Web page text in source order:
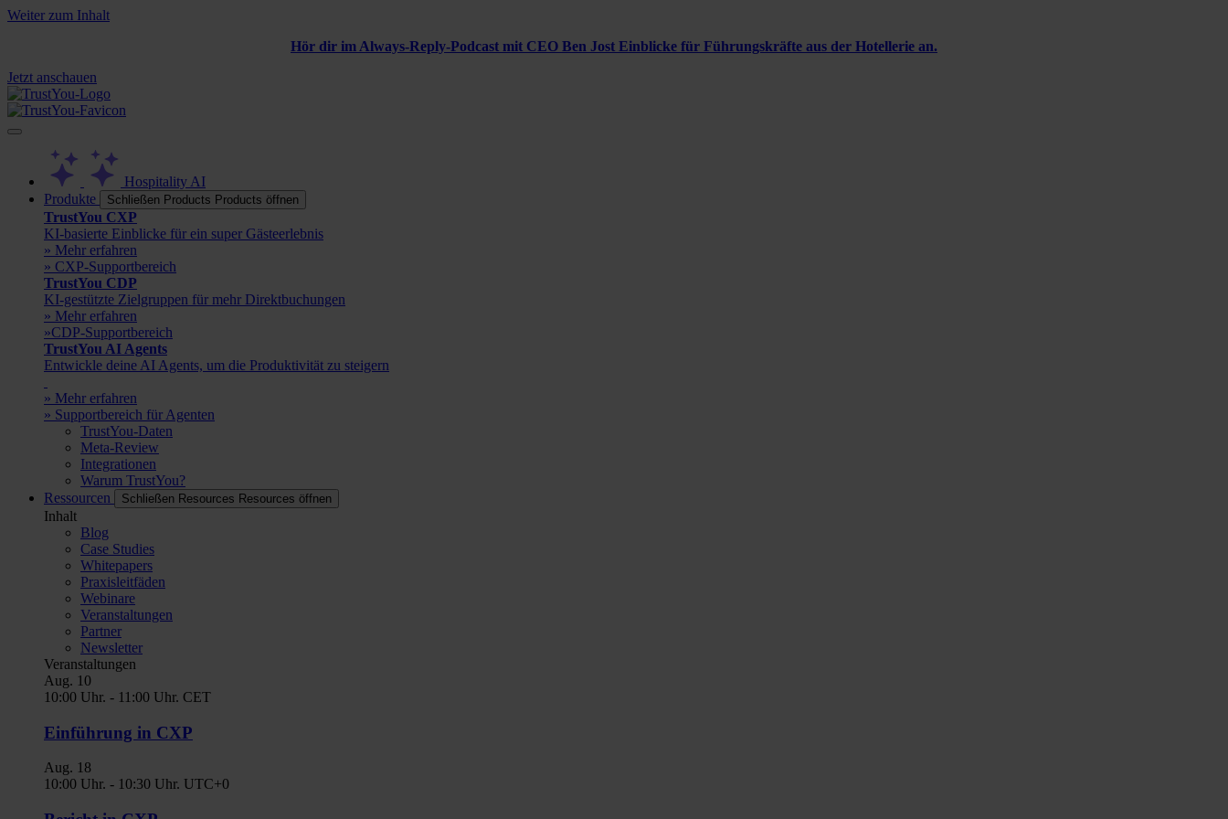
Weiter zum Inhalt
Hör dir im Always-Reply-Podcast mit CEO Ben Jost Einblicke für Führungskräfte aus der Hotellerie an.
Jetzt anschauen
Hospitality AI
Produkte
Schließen Products Products öffnen
TrustYou CXP
KI-basierte Einblicke für ein super Gästeerlebnis
» Mehr erfahren
» CXP-Supportbereich
TrustYou CDP
KI-gestützte Zielgruppen für mehr Direktbuchungen
» Mehr erfahren
»CDP-Supportbereich
TrustYou AI Agents
Entwickle deine AI Agents, um die Produktivität zu steigern
» Mehr erfahren
» Supportbereich für Agenten
TrustYou-Daten
Meta-Review
Integrationen
Warum TrustYou?
Ressourcen
Schließen Resources Resources öffnen
Inhalt
Blog
Case Studies
Whitepapers
Praxisleitfäden
Webinare
Veranstaltungen
Partner
Newsletter
Veranstaltungen
Aug. 10
10:00 Uhr. - 11:00 Uhr. CET
Einführung in CXP
Aug. 18
10:00 Uhr. - 10:30 Uhr. UTC+0